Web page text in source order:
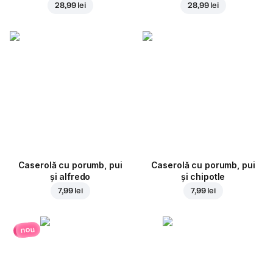
28,99 lei 28,99 lei
Caserolă cu porumb, pui
și alfredo
7,99 lei
Caserolă cu porumb, pui
și chipotle
7,99 lei
nou